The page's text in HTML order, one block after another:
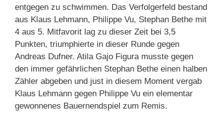
entgegen zu schwimmen. Das Verfolgerfeld bestand
aus Klaus Lehmann, Philippe Vu, Stephan Bethe mit
4 aus 5. Mitfavorit lag zu dieser Zeit bei 3,5
Punkten, triumphierte in dieser Runde gegen
Andreas Dufner. Atila Gajo Figura musste gegen
den immer gefährlichen Stephan Bethe einen halben
Zähler abgeben und just in diesem Moment vergab
Klaus Lehmann gegen Philippe Vu ein elementar
gewonnenes Bauernendspiel zum Remis.